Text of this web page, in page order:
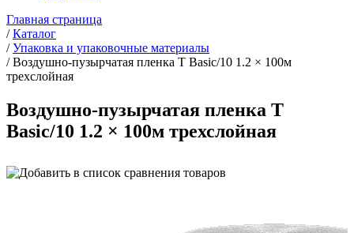
Главная страница
/ Каталог
/ Упаковка и упаковочные материалы
/ Воздушно-пузырчатая пленка Т Basic/10 1.2 × 100м
трехслойная
Воздушно-пузырчатая пленка Т
Basic/10 1.2 × 100м трехслойная